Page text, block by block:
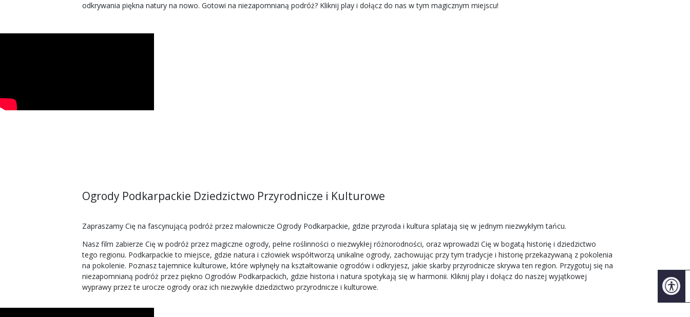
odkrywania piękna natury na nowo. Gotowi na niezapomnianą podróż? Kliknij play i dołącz do nas w tym magicznym miejscu!
Ogrody Podkarpackie Dziedzictwo Przyrodnicze i Kulturowe
Zapraszamy Cię na fascynującą podróż przez malownicze Ogrody Podkarpackie, gdzie przyroda i kultura splatają się w jednym niezwykłym tańcu.
Nasz film zabierze Cię w podróż przez magiczne ogrody, pełne roślinności o niezwykłej różnorodności, oraz wprowadzi Cię w bogatą historię i dziedzictwo
tego regionu. Podkarpackie to miejsce, gdzie natura i człowiek współtworzą unikalne ogrody, zachowując przy tym tradycje i historię przekazywaną z pokolenia
na pokolenie. Poznasz tajemnice kulturowe, które wpłynęły na kształtowanie ogrodów i odkryjesz, jakie skarby przyrodnicze skrywa ten region. Przygotuj się na
niezapomnianą podróż przez piękno Ogrodów Podkarpackich, gdzie historia i natura spotykają się w harmonii. Kliknij play i dołącz do naszej wyjątkowej
wyprawy przez te urocze ogrody oraz ich niezwykłe dziedzictwo przyrodnicze i kulturowe.